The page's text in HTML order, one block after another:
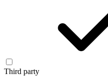
Third party